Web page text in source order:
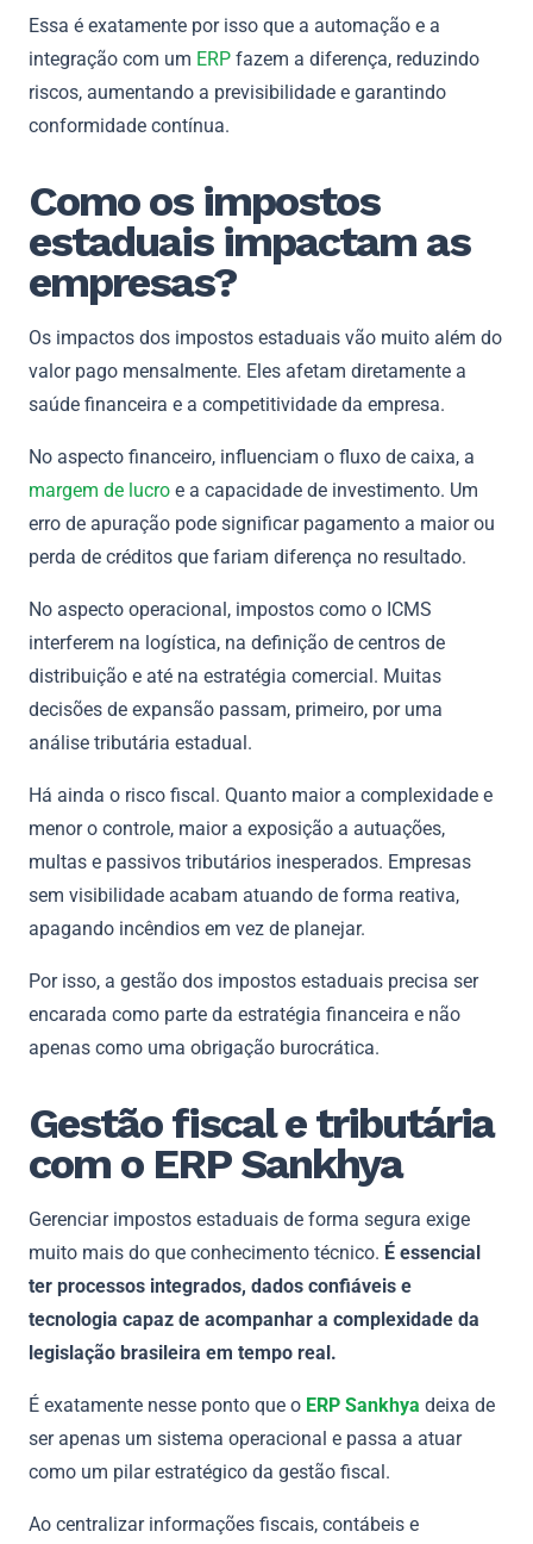
Essa é exatamente por isso que a automação e a
integração com um ERP fazem a diferença, reduzindo
riscos, aumentando a previsibilidade e garantindo
conformidade contínua.
Como os impostos
estaduais impactam as
empresas?
Os impactos dos impostos estaduais vão muito além do
valor pago mensalmente. Eles afetam diretamente a
saúde financeira e a competitividade da empresa.
No aspecto financeiro, influenciam o fluxo de caixa, a
margem de lucro e a capacidade de investimento. Um
erro de apuração pode significar pagamento a maior ou
perda de créditos que fariam diferença no resultado.
No aspecto operacional, impostos como o ICMS
interferem na logística, na definição de centros de
distribuição e até na estratégia comercial. Muitas
decisões de expansão passam, primeiro, por uma
análise tributária estadual.
Há ainda o risco fiscal. Quanto maior a complexidade e
menor o controle, maior a exposição a autuações,
multas e passivos tributários inesperados. Empresas
sem visibilidade acabam atuando de forma reativa,
apagando incêndios em vez de planejar.
Por isso, a gestão dos impostos estaduais precisa ser
encarada como parte da estratégia financeira e não
apenas como uma obrigação burocrática.
Gestão fiscal e tributária
com o ERP Sankhya
Gerenciar impostos estaduais de forma segura exige
muito mais do que conhecimento técnico. É essencial
ter processos integrados, dados confiáveis e
tecnologia capaz de acompanhar a complexidade da
legislação brasileira em tempo real.
É exatamente nesse ponto que o ERP Sankhya deixa de
ser apenas um sistema operacional e passa a atuar
como um pilar estratégico da gestão fiscal.
Ao centralizar informações fiscais, contábeis e